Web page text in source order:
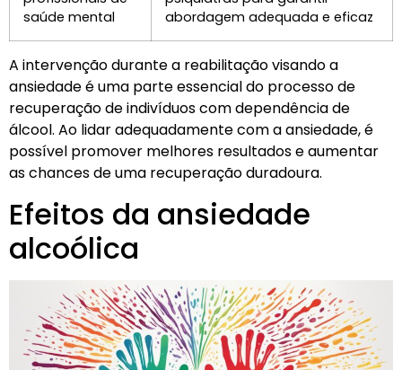
saúde mental
abordagem adequada e eficaz
A intervenção durante a reabilitação visando a
ansiedade é uma parte essencial do processo de
recuperação de indivíduos com dependência de
álcool. Ao lidar adequadamente com a ansiedade, é
possível promover melhores resultados e aumentar
as chances de uma recuperação duradoura.
Efeitos da ansiedade
alcoólica